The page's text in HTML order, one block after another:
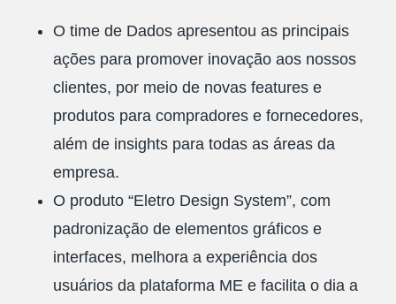
O time de Dados apresentou as principais
ações para promover inovação aos nossos
clientes, por meio de novas features e
produtos para compradores e fornecedores,
além de insights para todas as áreas da
empresa.
O produto “Eletro Design System”, com
padronização de elementos gráficos e
interfaces, melhora a experiência dos
usuários da plataforma ME e facilita o dia a